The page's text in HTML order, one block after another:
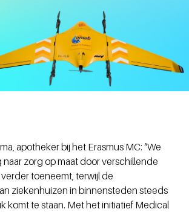
apotheker bij het Erasmus MC: “We
naar zorg op maat door verschillende
toeneemt, terwijl de
ziekenhuizen in binnensteden steeds
komt te staan. Met het initiatief Medical